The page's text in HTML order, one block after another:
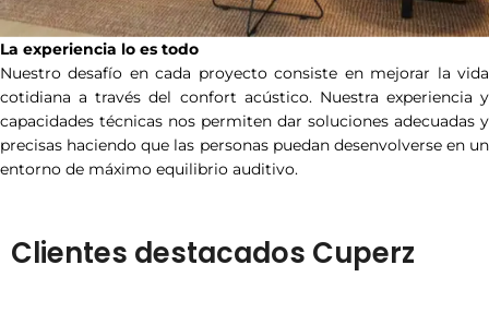
La experiencia lo es todo
Nuestro desafío en cada proyecto consiste en mejorar la vida
cotidiana a través del confort acústico. Nuestra experiencia y
capacidades técnicas nos permiten dar soluciones adecuadas y
precisas haciendo que las personas puedan desenvolverse en un
entorno de máximo equilibrio auditivo.
Clientes destacados Cuperz